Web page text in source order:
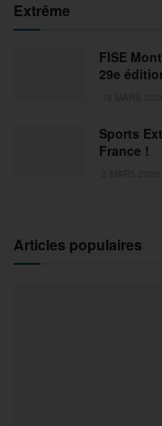
Extrême
FISE
29e
Sports
France !
Articles populaires